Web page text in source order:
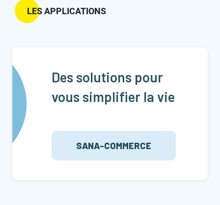
LES APPLICATIONS
Des solutions pour
vous simplifier la vie
SANA-COMMERCE